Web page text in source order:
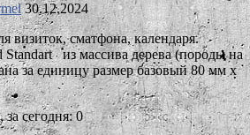
30.12.2024
визиток, сматфона, календаря.
Standart из массива дерева (породы на
за единицу размер базовый 80 мм х
сегодня: 0